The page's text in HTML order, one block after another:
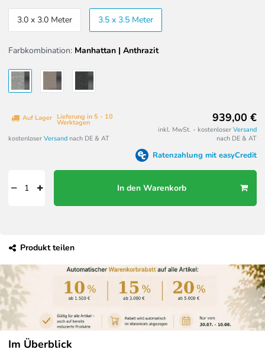
3.0 x 3.0 Meter 3.5 x 3.5 Meter
Farbkombination: Manhattan | Anthrazit
Lieferung in 5 - 10
Werktagen
Auf Lager
kostenloser Versand nach DE & AT
939,00 €
inkl. MwSt. - kostenloser Versand
nach DE & AT
Ratenzahlung mit easyCredit
In den Warenkorb
Produkt teilen
Im Überblick